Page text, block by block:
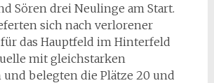
Sören drei Neulinge am Start.
sich nach verlorener
das Hauptfeld im Hinterfeld
mit gleichstarken
belegten die Plätze 20 und